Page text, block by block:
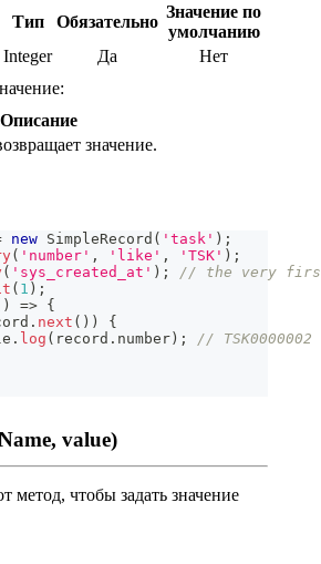
Тип Обязательно
Значение по
умолчанию
Integer Да
Нет
Описание
значение.
new SimpleRecord ( 'task' ) ;
( 'number' , 'like' , 'TSK' ) ;
( 'sys_created_at' ) ;
// the very
( 1 ) ;
) => {
. next ( ) )
{
. log ( record . number) ;
// TSK0000002
value)
метод, чтобы задать значение